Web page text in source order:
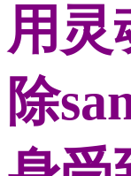
用灵
除